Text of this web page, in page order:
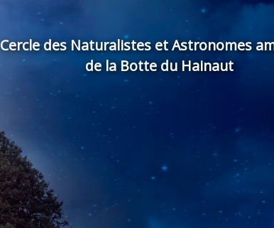
Cercle des Naturalistes et Astronomes
de la Botte du Hainaut